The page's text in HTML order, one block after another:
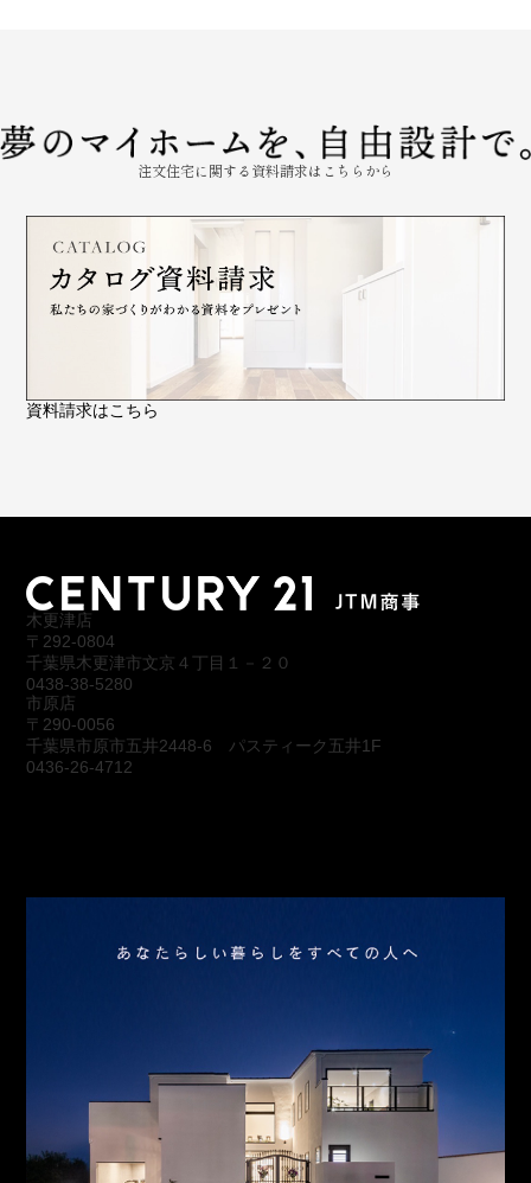
注文住宅に関する資料請求はこちらから
資料請求はこちら
木更津店
〒292-0804
千葉県木更津市文京４丁目１－２０
0438-38-5280
市原店
〒290-0056
千葉県市原市五井2448-6 パスティーク五井1F
0436-26-4712